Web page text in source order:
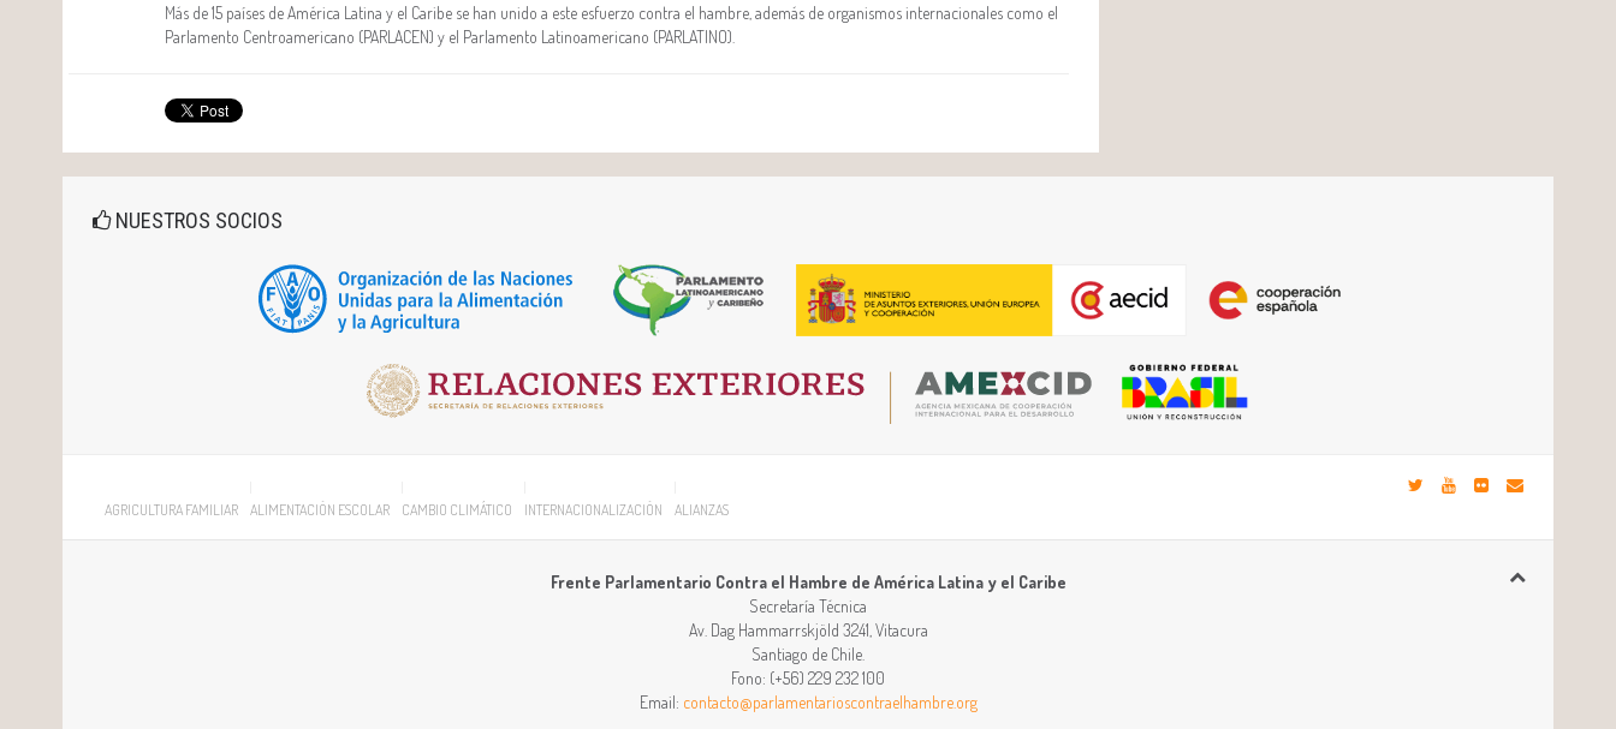
Más de 15 países de América Latina y el Caribe se han unido a este esfuerzo contra el hambre, además de organismos internacionales como el
Parlamento Centroamericano (PARLACEN) y el Parlamento Latinoamericano (PARLATINO).
NUESTROS SOCIOS
AGRICULTURA FAMILIAR ALIMENTACIÓN ESCOLAR CAMBIO CLIMÁTICO INTERNACIONALIZACIÓN ALIANZAS
Frente Parlamentario Contra el Hambre de América Latina y el Caribe
Secretaría Técnica
Av. Dag Hammarrskjöld 3241, Vitacura
Santiago de Chile
Fono: (+56) 229 232 100
Email: contacto@parlamentarioscontraelhambre.org